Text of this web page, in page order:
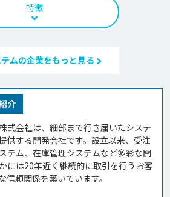
特徴
ムの企業をもっと見る
介
式会社は、細部まで行き届いたシステ
供する開発会社です。設立以来、受注
テム、在庫管理システムなど多彩な開
には20年近く継続的に取引を行うお客
信頼関係を築いています。